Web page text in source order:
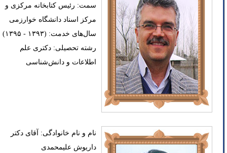
سمت: رئیس کتابخانه مرکزی و
مرکز اسناد دانشگاه خوارزمی
سال‌های خدمت: (۱۳۹۳ - ۱۳۹۵)
رشته تحصیلی: دکتری علم
اطلاعات و دانش‌شناسی
نام و نام خانوادگی: آقای دکتر
داریوش علیمحمدی